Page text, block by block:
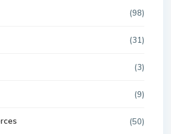
(98)
(31)
(3)
(9)
(50)